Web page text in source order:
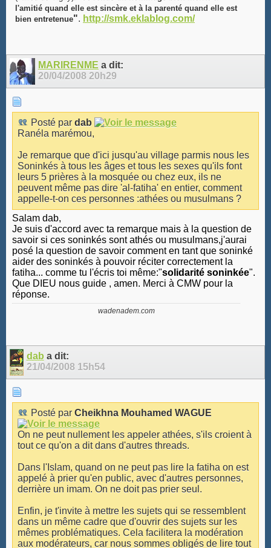
l'amitié quand elle est sincère et à la parenté quand elle est
bien entretenue". http://smk.eklablog.com/
MARIRENME a dit:
20/04/2008 20h29
Posté par dab
Ranéla marémou,
Je remarque que d'ici jusqu'au village parmis nous les
Soninkés à tous les âges et tous les sexes qu'ils font
leurs 5 prières à la mosquée ou chez eux, ils ne
peuvent même pas dire 'al-fatiha' en entier, comment
appelle-t-on ces personnes :athées ou musulmans ?
Salam dab,
Je suis d'accord avec ta remarque mais à la question de
savoir si ces soninkés sont athés ou musulmans,j'aurai
posé la question de savoir comment en tant que soninké
aider des soninkés à pouvoir réciter correctement la
fatiha... comme tu l'écris toi même:"solidarité soninkée".
Que DIEU nous guide , amen. Merci à CMW pour la
réponse.
wadenadem.com
dab a dit:
21/04/2008 15h54
Posté par Cheikhna Mouhamed WAGUE
On ne peut nullement les appeler athées, s'ils croient à
tout ce qu'on a dit dans d'autres threads.
Dans l'Islam, quand on ne peut pas lire la fatiha on est
appelé à prier qu'en public, avec d'autres personnes,
derrière un imam. On ne doit pas prier seul.
Enfin, je t'invite à mettre les sujets qui se ressemblent
dans un même cadre que d'ouvrir des sujets sur les
mêmes problématiques. Cela facilitera la modération
aux modérateurs, car nous sommes obligés de lire tout